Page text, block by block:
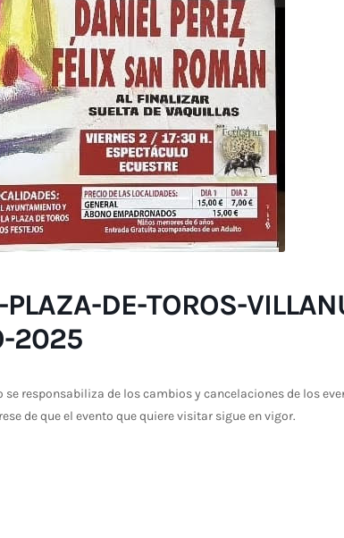
PLAZA-DE-TOROS-
2025
se responsabiliza de los cambios y cancelaciones de los
de que el evento que quiere visitar sigue en vigor.